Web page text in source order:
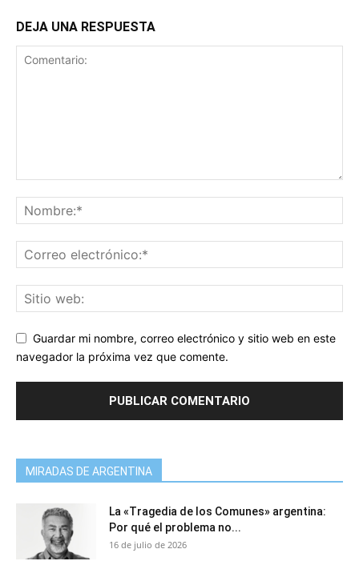
DEJA UNA RESPUESTA
Guardar mi nombre, correo electrónico y sitio web en este
navegador la próxima vez que comente.
MIRADAS DE ARGENTINA
La «Tragedia de los Comunes» argentina:
Por qué el problema no...
16 de julio de 2026